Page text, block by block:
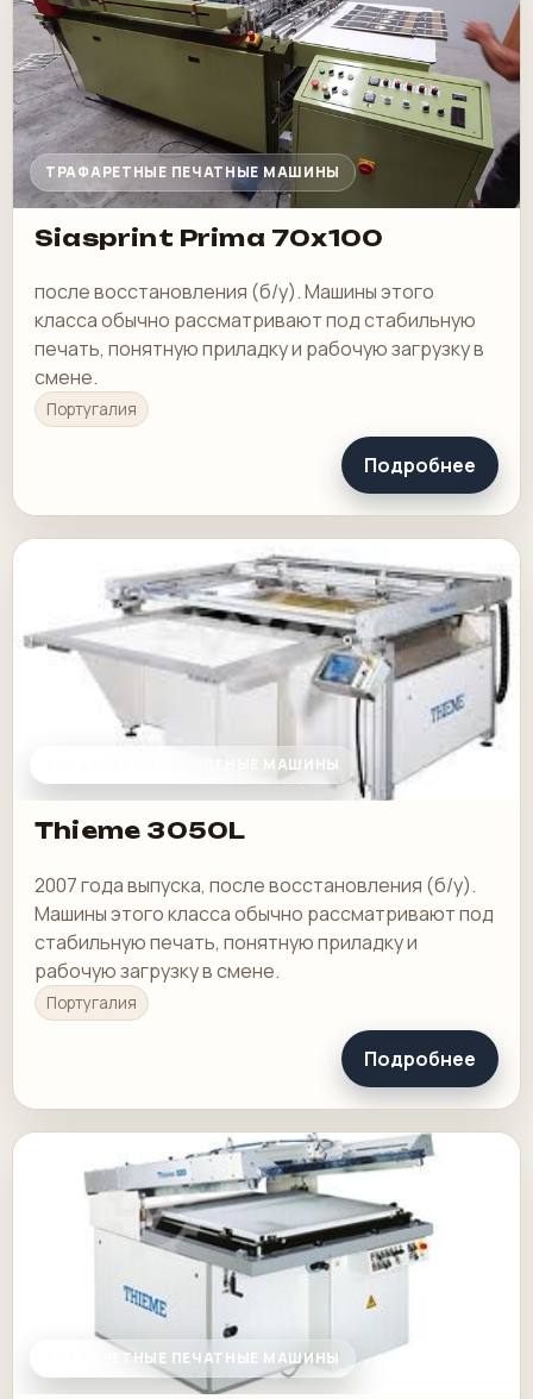
ТРАФАРЕТНЫЕ ПЕЧАТНЫЕ МАШИНЫ
Siasprint Prima 70x100
после восстановления (б/у). Машины этого
класса обычно рассматривают под стабильную
печать, понятную приладку и рабочую загрузку в
смене.
Португалия
Подробнее
ТРАФАРЕТНЫЕ ПЕЧАТНЫЕ МАШИНЫ
Thieme 3050L
2007 года выпуска, после восстановления (б/у).
Машины этого класса обычно рассматривают под
стабильную печать, понятную приладку и
рабочую загрузку в смене.
Португалия
Подробнее
ТРАФАРЕТНЫЕ ПЕЧАТНЫЕ МАШИНЫ